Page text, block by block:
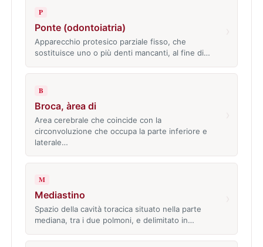
P
Ponte (odontoiatria)
Apparecchio protesico parziale fisso, che
sostituisce uno o più denti mancanti, al fine di…
B
Broca, àrea di
Area cerebrale che coincide con la
circonvoluzione che occupa la parte inferiore e
laterale…
M
Mediastino
Spazio della cavità toracica situato nella parte
mediana, tra i due polmoni, e delimitato in…